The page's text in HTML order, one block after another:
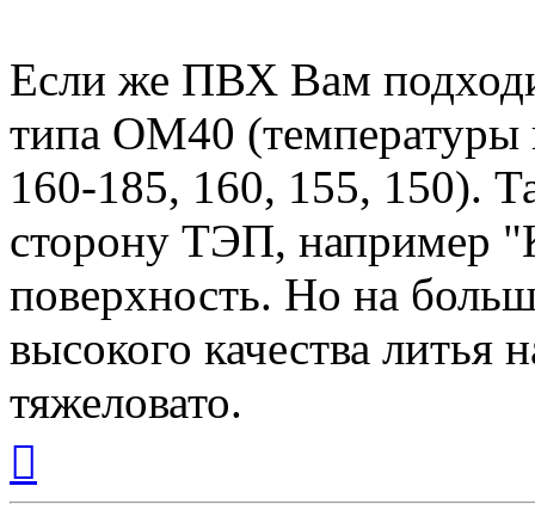
Если же ПВХ Вам
типа ОМ40 (температуры
160-185, 160, 155, 150).
сторону ТЭП, например
поверхность. Но на
высокого качества
тяжеловато.
началу